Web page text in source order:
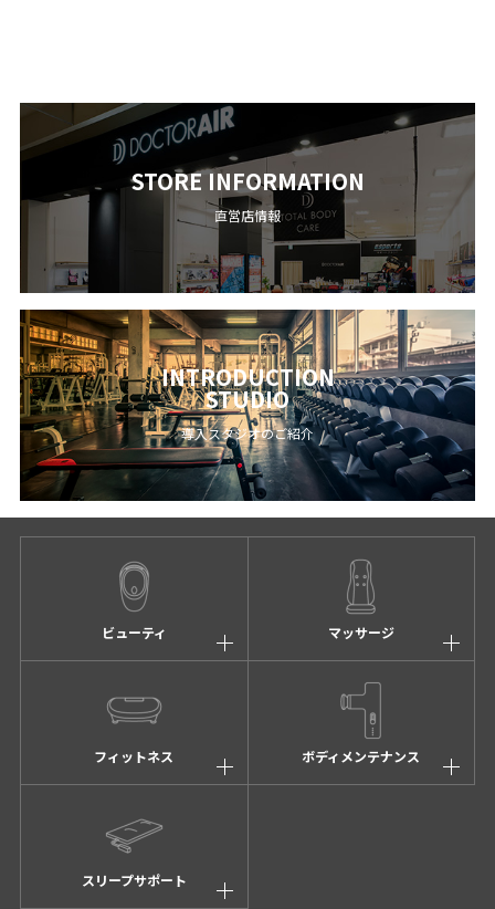
STORE INFORMATION
直営店情報
INTRODUCTION
STUDIO
導入スタジオのご紹介
ビューティ マッサージ
フィットネス ボディメンテナンス
スリープサポート